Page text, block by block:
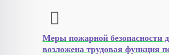
Меры пожарной безопасности
возложена трудовая функция